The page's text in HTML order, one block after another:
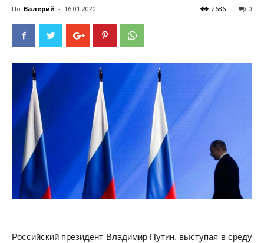
По Валерий - 16.01.2020 0
2686
Российский президент Владимир Путин, выступая в среду